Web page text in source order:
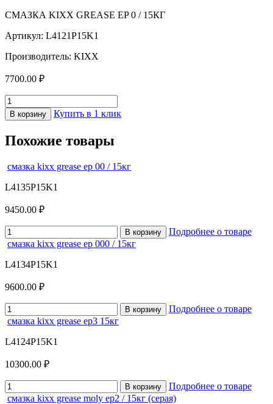
СМАЗКА KIXX GREASE EP 0 / 15КГ
Артикул: L4121P15K1
Производитель: KIXX
7700.00 ₽
В корзину Купить в 1 клик
Похожие товары
смазка kixx grease ep 00 / 15кг
L4135P15K1
9450.00 ₽
В корзину
Подробнее о товаре
смазка kixx grease ep 000 / 15кг
L4134P15K1
9600.00 ₽
В корзину
Подробнее о товаре
смазка kixx grease ep3 15кг
L4124P15K1
10300.00 ₽
В корзину
Подробнее о товаре
смазка kixx grease moly ep2 / 15кг (серая)